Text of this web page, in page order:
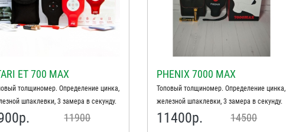
ET 700 MAX
толщиномер. Определение цинка,
шпаклевки, 3 замера в секунду.
р. 11900
PHENIX 7000 MAX
Топовый толщиномер. Определение цинка,
железной шпаклевки, 3 замера в секунду.
11400р. 14500